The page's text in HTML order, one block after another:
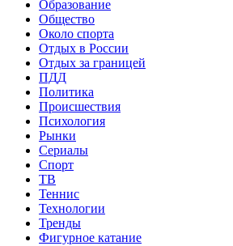
Образование
Общество
Около спорта
Отдых в России
Отдых за границей
ПДД
Политика
Происшествия
Психология
Рынки
Сериалы
Спорт
ТВ
Теннис
Технологии
Тренды
Фигурное катание